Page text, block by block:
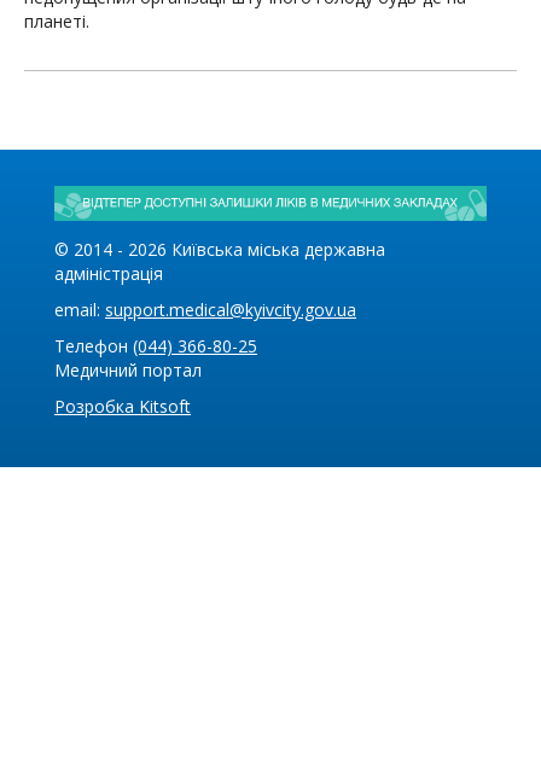
планетi.
© 2014 - 2026 Київська міська державна
адміністрація
email: support.medical@kyivcity.gov.ua
Телефон (044) 366-80-25
Медичний портал
Розробка Kitsoft